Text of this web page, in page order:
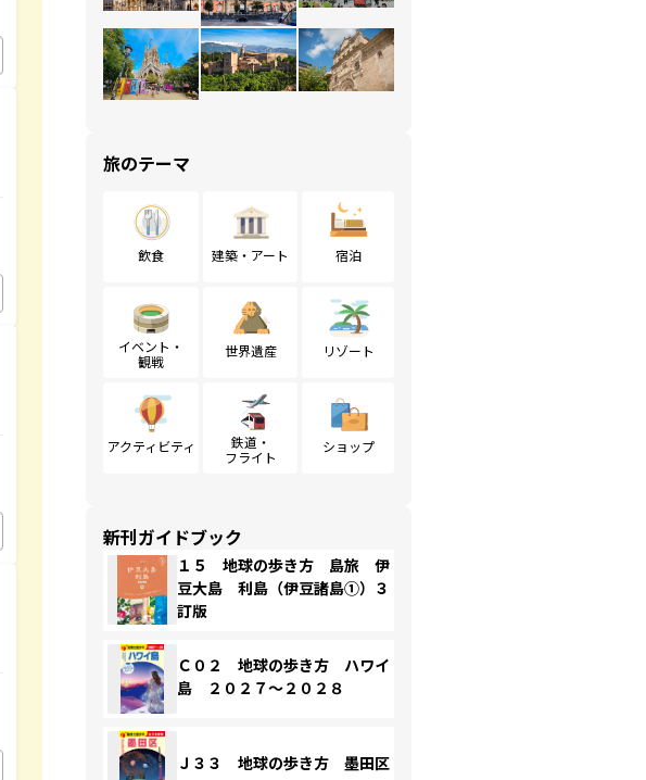
旅のテーマ
飲食 建築・アート 宿泊
イベント・
観戦
世界遺産 リゾート
アクティビティ
鉄道・
フライト
ショップ
新刊ガイドブック
１５ 地球の歩き方 島旅 伊
豆大島 利島（伊豆諸島①）３
訂版
Ｃ０２ 地球の歩き方 ハワイ
島 ２０２７～２０２８
Ｊ３３ 地球の歩き方 墨田区